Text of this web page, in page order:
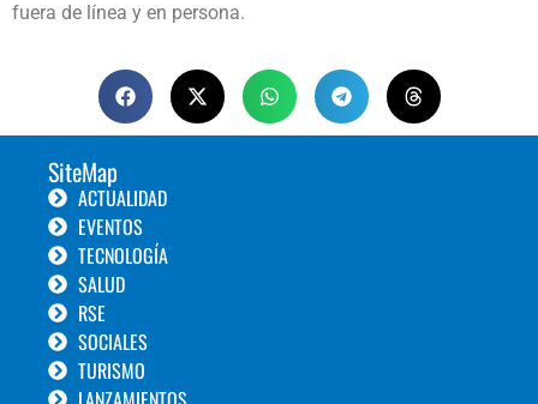
fuera de línea y en persona.
SiteMap
ACTUALIDAD
EVENTOS
TECNOLOGÍA
SALUD
RSE
SOCIALES
TURISMO